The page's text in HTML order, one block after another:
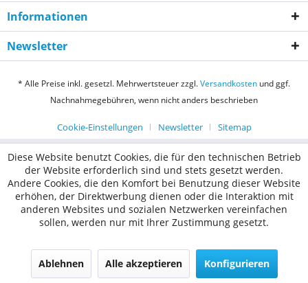
Informationen
Newsletter
* Alle Preise inkl. gesetzl. Mehrwertsteuer zzgl.Versandkosten und ggf.
Nachnahmegebühren, wenn nicht anders beschrieben
Cookie-Einstellungen Newsletter Sitemap
Diese Website benutzt Cookies, die für den technischen Betrieb
der Website erforderlich sind und stets gesetzt werden.
Andere Cookies, die den Komfort bei Benutzung dieser Website
erhöhen, der Direktwerbung dienen oder die Interaktion mit
anderen Websites und sozialen Netzwerken vereinfachen
sollen, werden nur mit Ihrer Zustimmung gesetzt.
Ablehnen Alle akzeptieren Konfigurieren